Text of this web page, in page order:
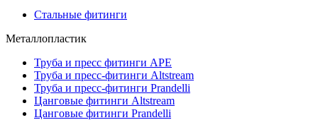
Стальные фитинги
Металлопластик
Труба и пресс фитинги APE
Труба и пресс-фитинги Altstream
Труба и пресс-фитинги Prandelli
Цанговые фитинги Altstream
Цанговые фитинги Prandelli